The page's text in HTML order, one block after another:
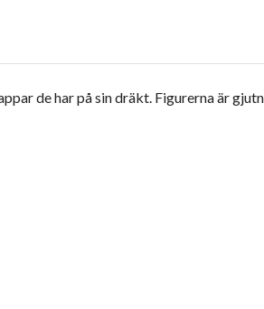
de har på sin dräkt. Figurerna är